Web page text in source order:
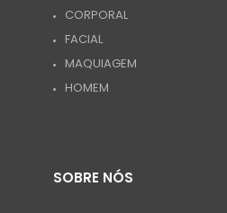
CORPORAL
FACIAL
MAQUIAGEM
HOMEM
SOBRE NÓS